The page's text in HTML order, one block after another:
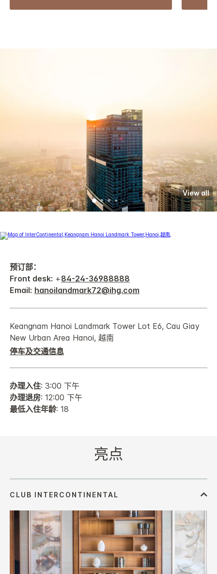
View all
预订部：
Front desk: +84-24-36988888
Email: hanoilandmark72@ihg.com
Keangnam Hanoi Landmark Tower Lot E6, Cau Giay
New Urban Area Hanoi, 越南
停车及交通信息
办理入住: 3:00 下午
办理退房: 12:00 下午
最低入住年龄: 18
亮点